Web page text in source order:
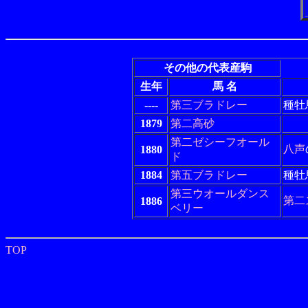
その他の代表産駒
生年
馬 名
----
第三ブラドレー
種牡
1879
第二高砂
1880
第二ゼシーフオール
ド
八声
1884 第五ブラドレー 種牡
1886
第三ウオールダンス
ベリー
第二
TOP